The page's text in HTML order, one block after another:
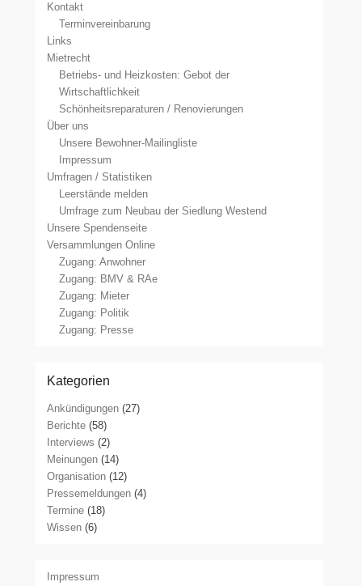
Kontakt
Terminvereinbarung
Links
Mietrecht
Betriebs- und Heizkosten: Gebot der
Wirtschaftlichkeit
Schönheitsreparaturen / Renovierungen
Über uns
Unsere Bewohner-Mailingliste
Impressum
Umfragen / Statistiken
Leerstände melden
Umfrage zum Neubau der Siedlung Westend
Unsere Spendenseite
Versammlungen Online
Zugang: Anwohner
Zugang: BMV & RAe
Zugang: Mieter
Zugang: Politik
Zugang: Presse
Kategorien
Ankündigungen (27)
Berichte (58)
Interviews (2)
Meinungen (14)
Organisation (12)
Pressemeldungen (4)
Termine (18)
Wissen (6)
Impressum